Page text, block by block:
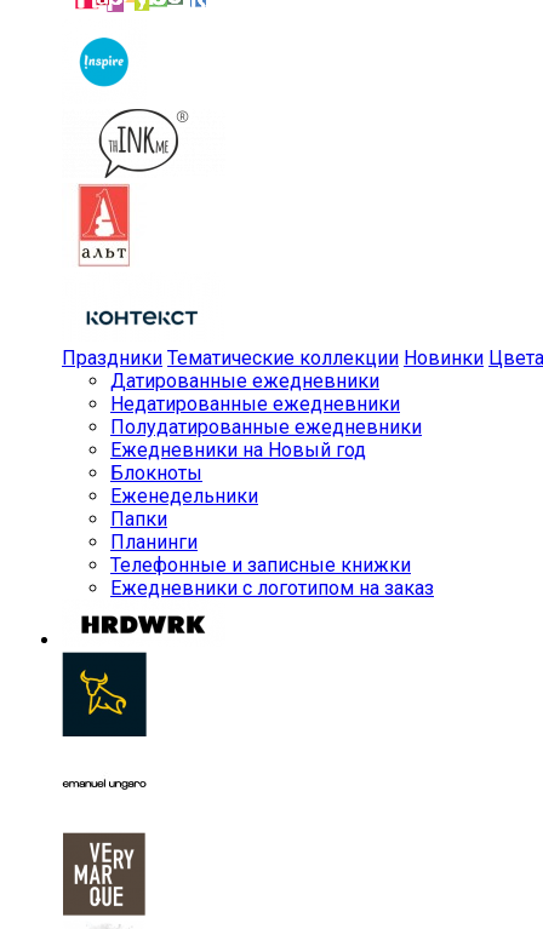
Праздники Тематические коллекции Новинки Цвета
Датированные ежедневники
Недатированные ежедневники
Полудатированные ежедневники
Ежедневники на Новый год
Блокноты
Еженедельники
Папки
Планинги
Телефонные и записные книжки
Ежедневники с логотипом на заказ